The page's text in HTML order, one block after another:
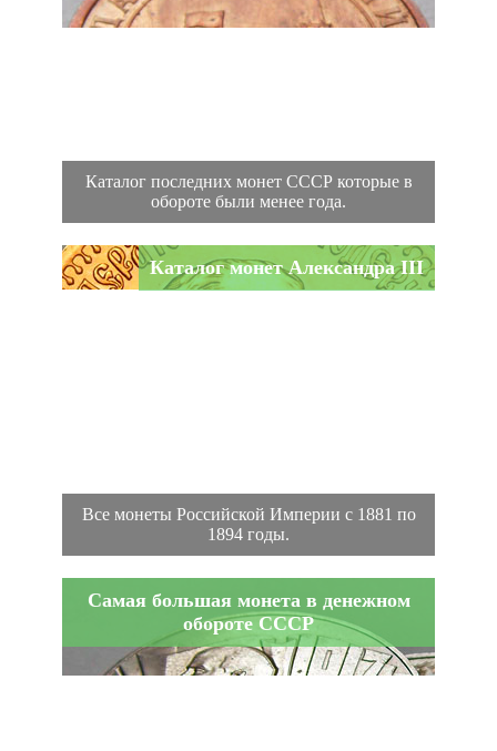
Каталог последних монет СССР которые в
обороте были менее года.
Каталог монет Александра III
Все монеты Российской Империи с 1881 по
1894 годы.
Самая большая монета в денежном
обороте СССР